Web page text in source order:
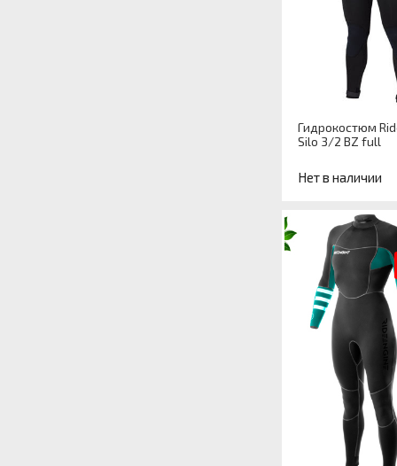
Гидрокостюм
Silo 3/2 BZ full
Нет в наличии
Артикул
Назначение
гидрокостюма